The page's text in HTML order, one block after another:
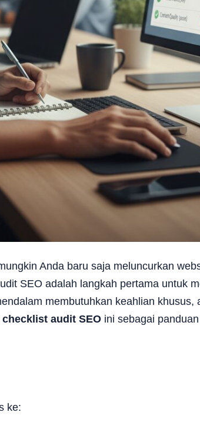
Anda baru saja meluncurkan
SEO adalah langkah pertama untuk
membutuhkan keahlian khusus,
checklist audit SEO ini sebagai
ke: